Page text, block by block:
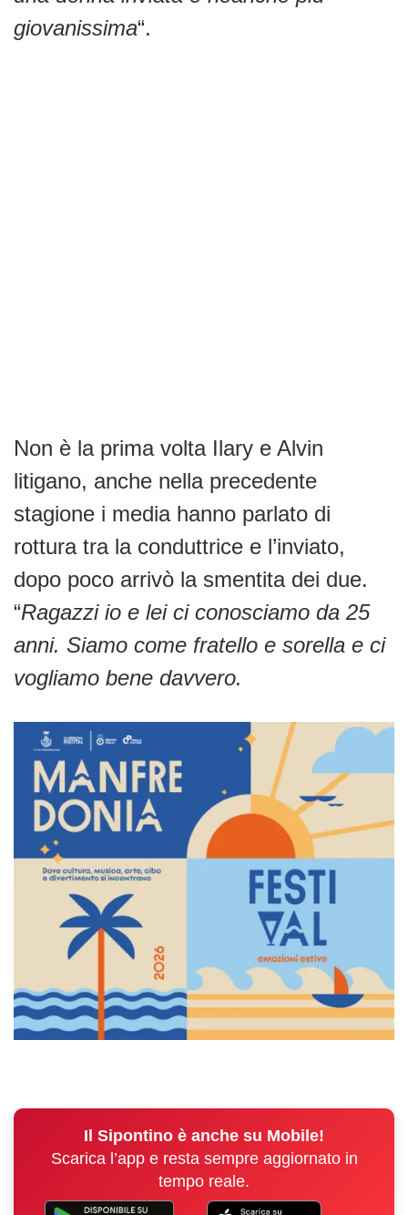
giovanissima“.
Non è la prima volta Ilary e Alvin
litigano, anche nella precedente
stagione i media hanno parlato di
rottura tra la conduttrice e l’inviato,
dopo poco arrivò la smentita dei due.
“Ragazzi io e lei ci conosciamo da 25
anni. Siamo come fratello e sorella e ci
vogliamo bene davvero.
Il Sipontino è anche su Mobile!
Scarica l’app e resta sempre aggiornato in
tempo reale.